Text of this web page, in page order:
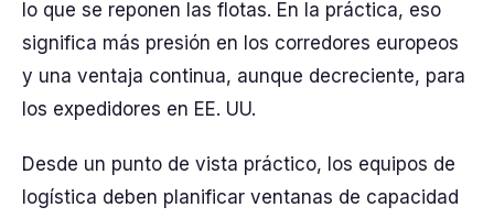
lo que se reponen las flotas. En la práctica, eso
significa más presión en los corredores europeos
y una ventaja continua, aunque decreciente, para
los expedidores en EE. UU.
Desde un punto de vista práctico, los equipos de
logística deben planificar ventanas de capacidad